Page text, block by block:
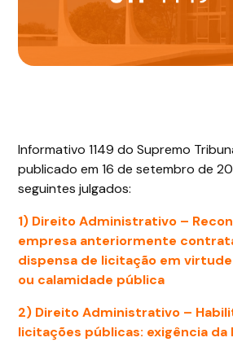
Informativo 1149 do Supremo
publicado em 16 de setembro de
seguintes julgados:
1) Direito Administrativo –
empresa anteriormente
dispensa de licitação em
ou calamidade pública
2) Direito Administrativo –
licitações públicas: exigência da